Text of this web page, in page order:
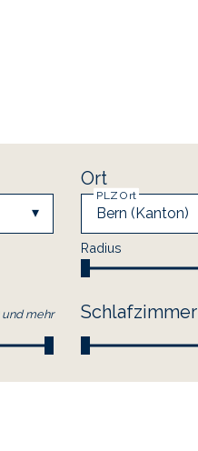
Ort
PLZ Ort
Radius
und mehr Schlafzimmer